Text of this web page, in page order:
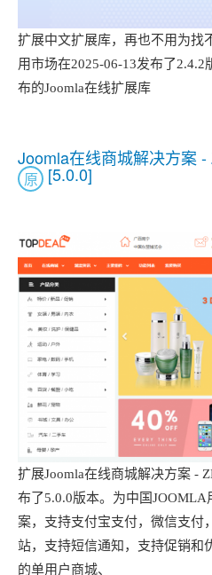
扩展中文扩展库，再也不用为
用市场在2025-06-13发布了2.4.2
布的Joomla在线扩展库
Joomla在线商城解决方案
[5.0.0]
原
扩展Joomla在线商城解决方案 -
布了5.0.0版本。为中国
案，支持支付宝支付，微信支付
站，支持短信通知，支持促销和
的单用户商城、